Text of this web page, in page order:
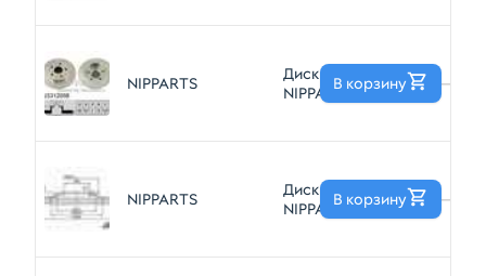
NIPPARTS
Диск тормозной
NIPPARTS
—
В корзину
NIPPARTS
Диск тормозной
NIPPARTS
—
В корзину